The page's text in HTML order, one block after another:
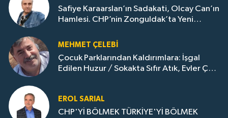
Safiye Karaarslan’ın Sadakati, Olcay Can’ın
Hamlesi. CHP’nin Zonguldak’ta Yeni
MEHMET ÇELEBI
Çocuk Parklarından Kaldırımlara: İşgal
Edilen Huzur / Sokakta Sıfır Atık, Evler Çöp
EROL SARIAL
CHP'Yİ BÖLMEK TÜRKİYE'Yİ BÖLMEK